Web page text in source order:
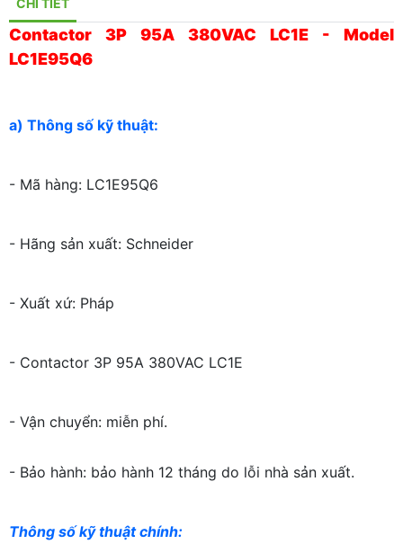
CHI TIẾT
Contactor 3P 95A 380VAC LC1E - Model
LC1E95Q6
a) Thông số kỹ thuật:
- Mã hàng: LC1E95Q6
- Hãng sản xuất: Schneider
- Xuất xứ: Pháp
- Contactor 3P 95A 380VAC LC1E
- Vận chuyển: miễn phí.
- Bảo hành: bảo hành 12 tháng do lỗi nhà sản xuất.
Thông số kỹ thuật chính: